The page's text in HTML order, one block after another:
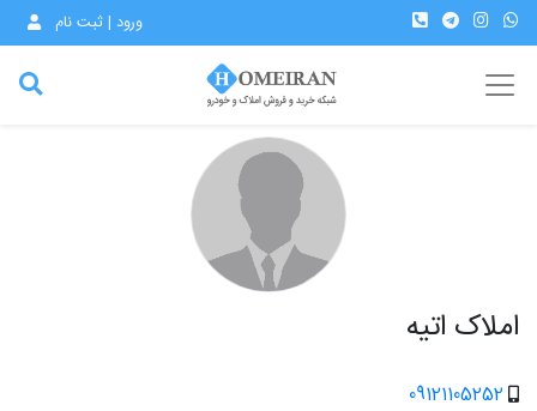
ورود | ثبت نام
املاک اتیه
09121105252